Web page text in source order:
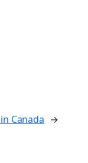
Canada →